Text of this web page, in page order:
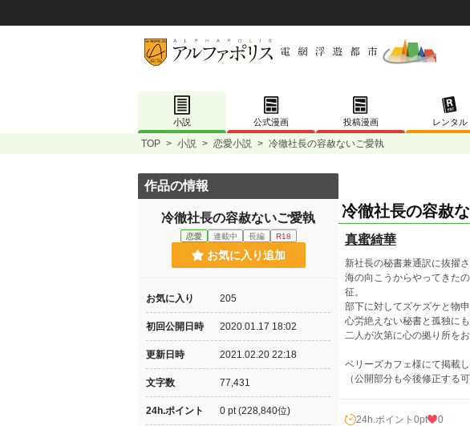
小説 公式漫画 投稿漫画 レンタル
TOP > 小説 > 恋愛小説 > 冷徹社長の容赦ないご愛執
冷徹社長の容赦
真蜜綺華
新社長の秘書兼通訳に抜擢
海の向こうからやってきた
征。
部下に対してズケズケと物
心労絶えない秘書と孤独に
二人が次第に心の拠り所を
ベリーズカフェ様にて掲載
（公開部分も今後修正する
24h.ポイント 0pt 0
作品の情報
冷徹社長の容赦ないご愛執
恋愛 連載中 長編 R18
お気に入り追加
お気に入り 205
初回公開日時 2020.01.17 18:02
更新日時 2021.02.20 22:18
文字数 77,431
24h.ポイント 0 pt (228,840位)